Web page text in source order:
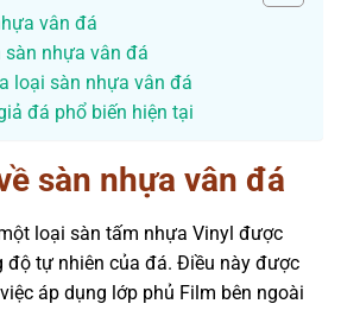
vân đá
sàn nhựa vân đá
loại sàn nhựa vân đá
đá phổ biến hiện tại
sàn nhựa vân đá
loại sàn tấm nhựa Vinyl được
độ tự nhiên của đá. Điều này được
áp dụng lớp phủ Film bên ngoài